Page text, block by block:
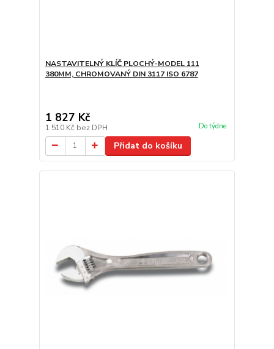
NASTAVITELNÝ KLÍČ PLOCHÝ-MODEL 111
380MM, CHROMOVANÝ DIN 3117 ISO 6787
1 827 Kč
1 510 Kč bez DPH Do týdne
Přidat do košíku